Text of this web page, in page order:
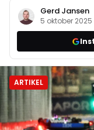
Gerd Jansen
5 oktober 2025
ARTIKEL